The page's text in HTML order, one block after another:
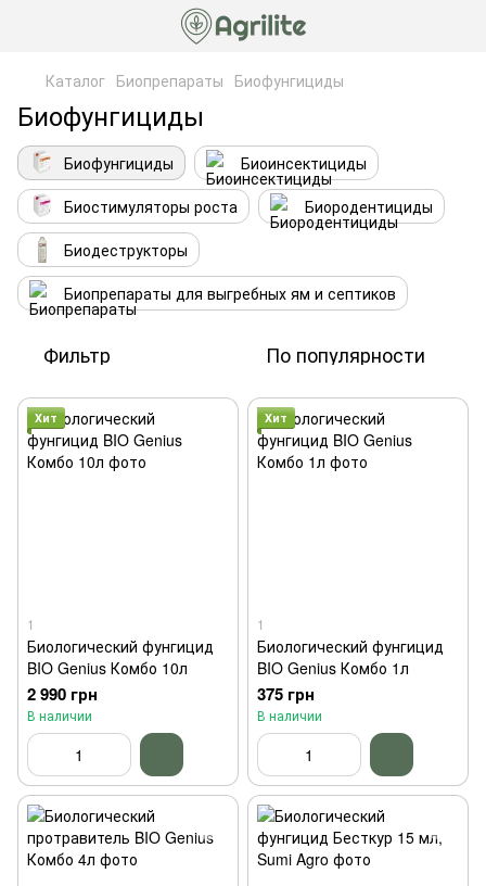
Каталог Биопрепараты Биофунгициды
Биофунгициды
Биофунгициды
Биоинсектициды
Биостимуляторы роста
Биородентициды
Биодеструкторы
Биопрепараты для выгребных ям и септиков
Фильтр По популярности
Хит
1
Биологический фунгицид
BIO Genius Комбо 10л
2 990 грн
В наличии
Хит
1
Биологический фунгицид
BIO Genius Комбо 1л
375 грн
В наличии